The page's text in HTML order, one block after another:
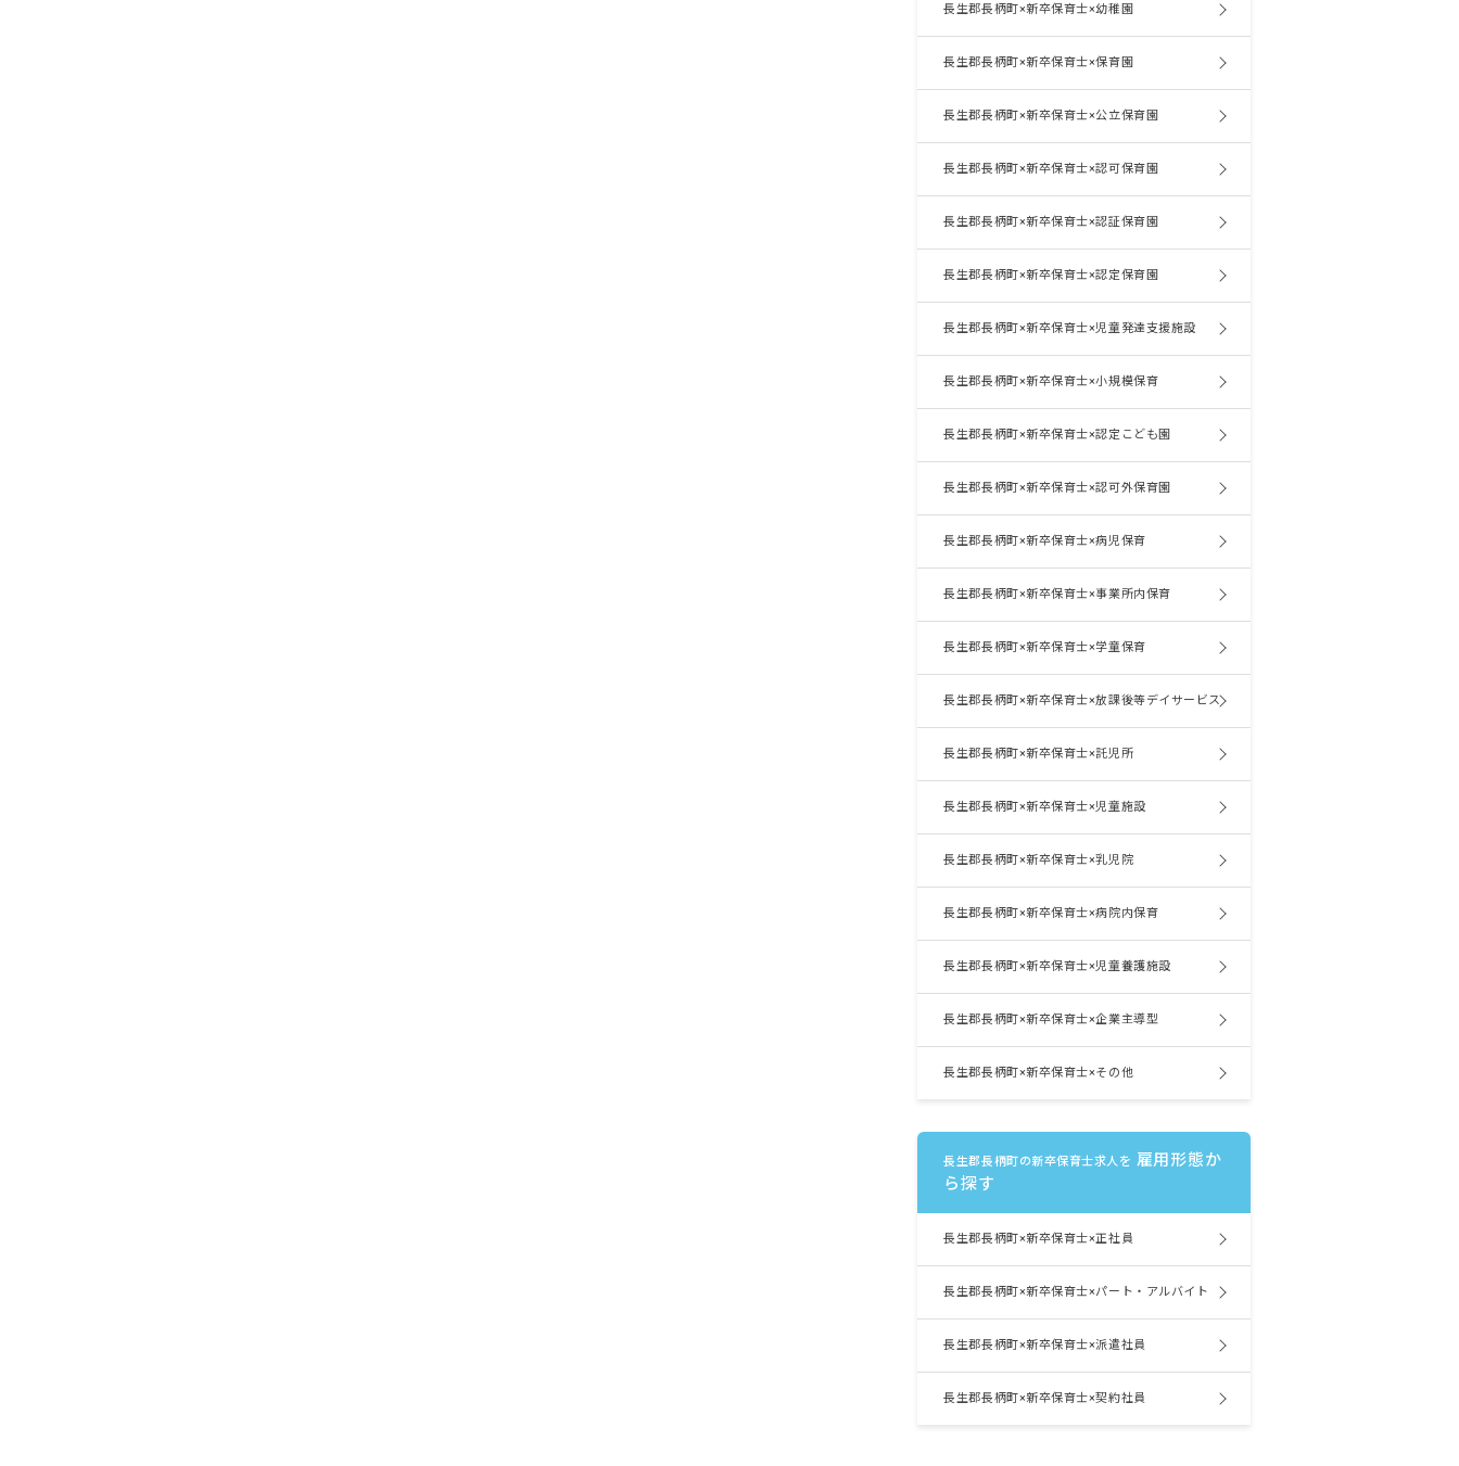
長生郡長柄町×新卒保育士×幼稚園
長生郡長柄町×新卒保育士×保育園
長生郡長柄町×新卒保育士×公立保育園
長生郡長柄町×新卒保育士×認可保育園
長生郡長柄町×新卒保育士×認証保育園
長生郡長柄町×新卒保育士×認定保育園
長生郡長柄町×新卒保育士×児童発達支援施設
長生郡長柄町×新卒保育士×小規模保育
長生郡長柄町×新卒保育士×認定こども園
長生郡長柄町×新卒保育士×認可外保育園
長生郡長柄町×新卒保育士×病児保育
長生郡長柄町×新卒保育士×事業所内保育
長生郡長柄町×新卒保育士×学童保育
長生郡長柄町×新卒保育士×放課後等デイサービス
長生郡長柄町×新卒保育士×託児所
長生郡長柄町×新卒保育士×児童施設
長生郡長柄町×新卒保育士×乳児院
長生郡長柄町×新卒保育士×病院内保育
長生郡長柄町×新卒保育士×児童養護施設
長生郡長柄町×新卒保育士×企業主導型
長生郡長柄町×新卒保育士×その他
長生郡長柄町の新卒保育士求人を 雇用形態か
ら探す
長生郡長柄町×新卒保育士×正社員
長生郡長柄町×新卒保育士×パート・アルバイト
長生郡長柄町×新卒保育士×派遣社員
長生郡長柄町×新卒保育士×契約社員